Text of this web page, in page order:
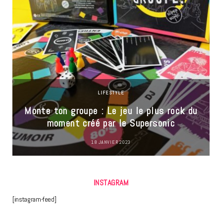
LIFESTYLE
Monte ton groupe : Le jeu le plus rock du
moment créé par le Supersonic
18 JANVIER 2023
INSTAGRAM
[instagram-feed]